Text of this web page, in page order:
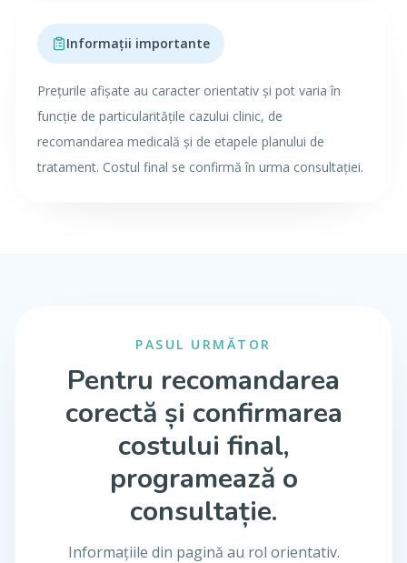
Informații importante
Prețurile afișate au caracter orientativ și pot varia în
funcție de particularitățile cazului clinic, de
recomandarea medicală și de etapele planului de
tratament. Costul final se confirmă în urma consultației.
PASUL URMĂTOR
Pentru recomandarea
corectă și confirmarea
costului final,
programează o
consultație.
Informațiile din pagină au rol orientativ.